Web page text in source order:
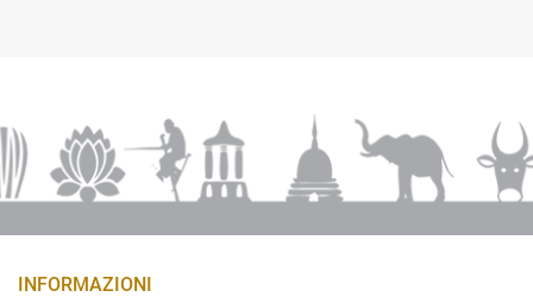
INFORMAZIONI